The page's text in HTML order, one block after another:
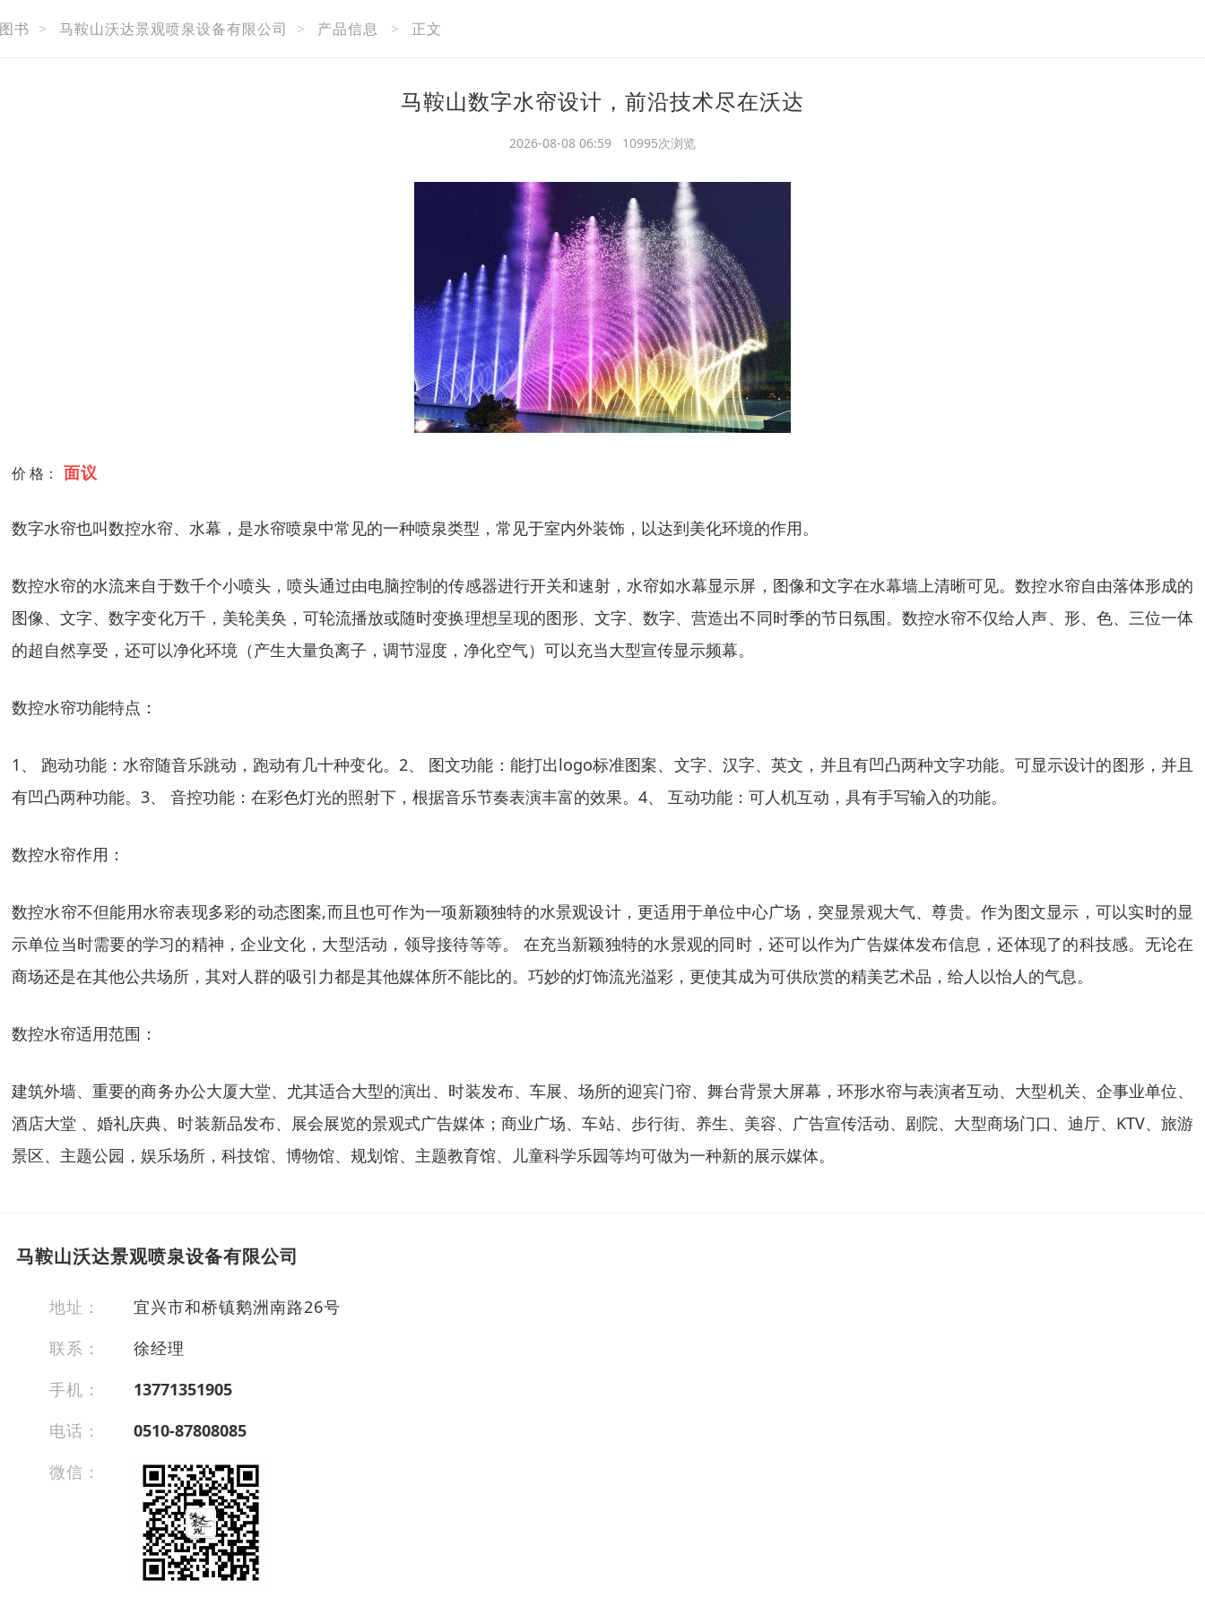
书 > 马鞍山沃达景观喷泉设备有限公司 > 产品信息 > 正文
马鞍山数字水帘设计，前沿技术尽在沃达
2026-08-08 06:59 10995次浏览
价 格： 面议
数字水帘也叫数控水帘、水幕，是水帘喷泉中常见的一种喷泉类型，常见于室内外装饰，以达到美化环境的作用。
数控水帘的水流来自于数千个小喷头，喷头通过由电脑控制的传感器进行开关和速射，水帘如水幕显示屏，图像和文字在水幕墙上清晰可见。数控水帘自由落体形成的
图像、文字、数字变化万千，美轮美奂，可轮流播放或随时变换理想呈现的图形、文字、数字、营造出不同时季的节日氛围。数控水帘不仅给人声、形、色、三位一体
的超自然享受，还可以净化环境（产生大量负离子，调节湿度，净化空气）可以充当大型宣传显示频幕。
数控水帘功能特点：
1、 跑动功能：水帘随音乐跳动，跑动有几十种变化。2、 图文功能：能打出logo标准图案、文字、汉字、英文，并且有凹凸两种文字功能。可显示设计的图形，并且
有凹凸两种功能。3、 音控功能：在彩色灯光的照射下，根据音乐节奏表演丰富的效果。4、 互动功能：可人机互动，具有手写输入的功能。
数控水帘作用：
数控水帘不但能用水帘表现多彩的动态图案,而且也可作为一项新颖独特的水景观设计，更适用于单位中心广场，突显景观大气、尊贵。作为图文显示，可以实时的显
示单位当时需要的学习的精神，企业文化，大型活动，领导接待等等。 在充当新颖独特的水景观的同时，还可以作为广告媒体发布信息，还体现了的科技感。无论在
商场还是在其他公共场所，其对人群的吸引力都是其他媒体所不能比的。巧妙的灯饰流光溢彩，更使其成为可供欣赏的精美艺术品，给人以怡人的气息。
数控水帘适用范围：
建筑外墙、重要的商务办公大厦大堂、尤其适合大型的演出、时装发布、车展、场所的迎宾门帘、舞台背景大屏幕，环形水帘与表演者互动、大型机关、企事业单位、
酒店大堂 、婚礼庆典、时装新品发布、展会展览的景观式广告媒体；商业广场、车站、步行街、养生、美容、广告宣传活动、剧院、大型商场门口、迪厅、KTV、旅游
景区、主题公园，娱乐场所，科技馆、博物馆、规划馆、主题教育馆、儿童科学乐园等均可做为一种新的展示媒体。
马鞍山沃达景观喷泉设备有限公司
地址：
宜兴市和桥镇鹅洲南路26号
联系：
徐经理
手机：
13771351905
电话：
0510-87808085
微信：